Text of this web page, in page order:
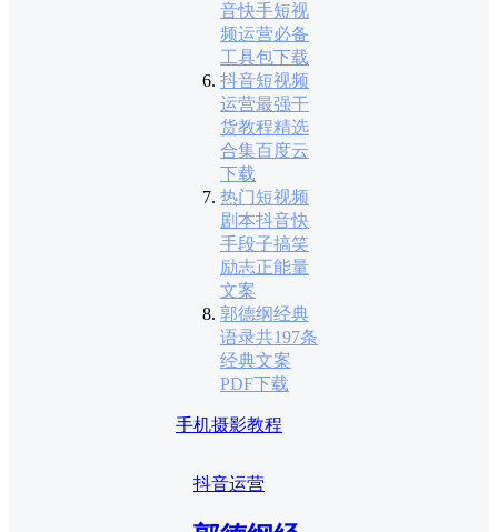
音快手短视
频运营必备
工具包下载
抖音短视频
运营最强干
货教程精选
合集百度云
下载
热门短视频
剧本抖音快
手段子搞笑
励志正能量
文案
郭德纲经典
语录共197条
经典文案
PDF下载
手机摄影教程
抖音运营